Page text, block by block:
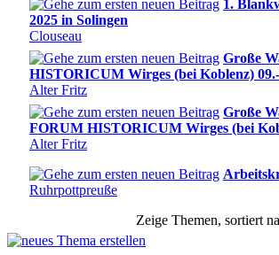
1.
2025 in Solingen
Clouseau
Große
HISTORICUM Wirges (bei Koblenz) 09.-
Alter Fritz
Große
FORUM HISTORICUM Wirges (bei
Alter Fritz
Ruhrpottpreuße
Zeige Themen, sortiert